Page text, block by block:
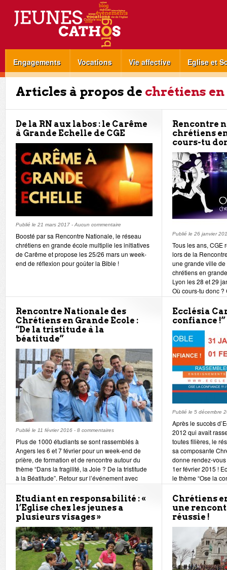
Engagements Vocations Vie affective Eglise et
Articles à propos de chrétiens
De la RN aux labos : le Carême
à Grande Echelle de CGE
Publié le 21 mars 2017 - Aucun commentaire
Boosté par sa Rencontre Nationale, le réseau
chrétiens en grande école multiplie les initiatives
de Carême et propose les 25/26 mars un week-
end de réflexion pour goûter la Bible !
Rencontre
chrétiens
cours-tu
Publié le 26 janvier
Tous les ans, CGE
lors de la
une grande ville
chrétiens en
Lyon les 28 et 29
Où cours-tu donc
de temps ».
Rencontre Nationale des
Chrétiens en Grande Ecole :
“De la tristitude à la
béatitude”
Publié le 11 février 2016 - 8 commentaires
Plus de 1000 étudiants se sont rassemblés à
Angers les 6 et 7 février pour un week-end de
prière, de formation et de rencontre autour du
thème “Dans la fragilité, la Joie ? De la tristitude
à la Béatitude”. Retour sur l’événement avec
Marie Le Bihan, vice-présidente de CGE cette
année.
Ecclésia
confiance !”
Publié le 5 décembre
Après le succès
2012 qui avait
toutes filières, le
sa composante
donne rendez-
1er février 2015 !
le thème “Ose la
raconte !
Etudiant en responsabilité : «
l’Eglise chez les jeunes a
plusieurs visages »
Chrétiens
une
réussie !